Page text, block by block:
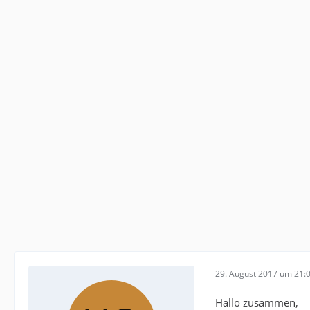
29. August 2017 um
Hallo zusammen,